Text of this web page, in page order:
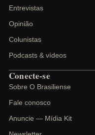
Entrevistas
Opinião
Colunistas
Podcasts & vídeos
Conecte-se
Sobre O Brasiliense
Fale conosco
Anuncie — Mídia Kit